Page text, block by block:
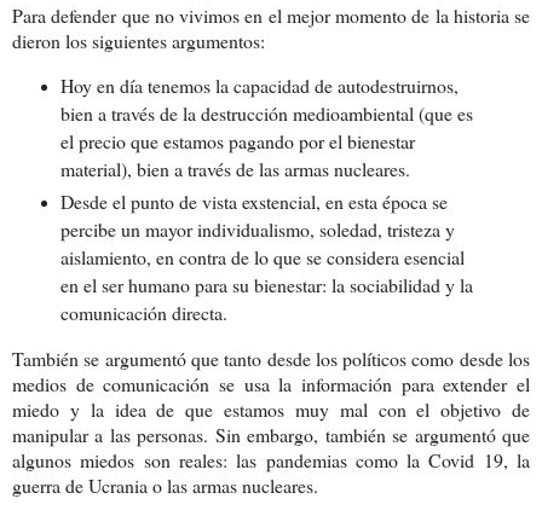
Para defender que no vivimos en el mejor momento de la historia se
dieron los siguientes argumentos:
Hoy en día tenemos la capacidad de autodestruirnos,
bien a través de la destrucción medioambiental (que es
el precio que estamos pagando por el bienestar
material), bien a través de las armas nucleares.
Desde el punto de vista exstencial, en esta época se
percibe un mayor individualismo, soledad, tristeza y
aislamiento, en contra de lo que se considera esencial
en el ser humano para su bienestar: la sociabilidad y la
comunicación directa.
También se argumentó que tanto desde los políticos como desde los
medios de comunicación se usa la información para extender el
miedo y la idea de que estamos muy mal con el objetivo de
manipular a las personas. Sin embargo, también se argumentó que
algunos miedos son reales: las pandemias como la Covid 19, la
guerra de Ucrania o las armas nucleares.